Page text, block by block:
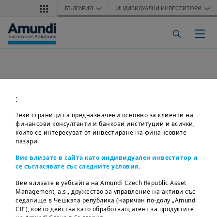
Премини към основното съдържание
БЪЛГАРИЯ ❯ ИНДИВИДУАЛНИ ИНВЕСТИТОРИ ❯
:
Тези страници са предназначени основно за клиенти на
финансови консултанти и банкови институции и всички,
които се интересуват от инвестиране на финансовите
пазари.
Вие влизате в сайта като индивидуален инвеститор и
се съгласявате със следните условия.
Вие влизате в уебсайта на Amundi Czech Republic Asset
Management, a.s., дружество за управление на активи със
седалище в Чешката република (наричан по-долу „Amundi
CR“), който действа като обработващ агент за продуктите